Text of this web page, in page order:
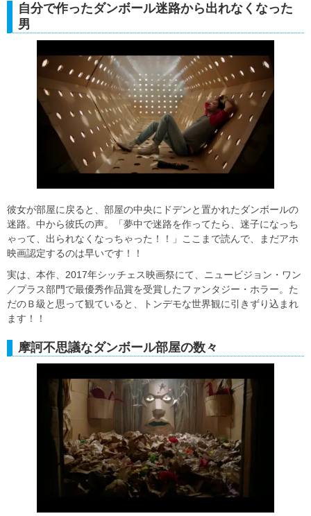
自分で作ったダンボール迷路から出れなくなった
男
彼女が部屋に戻ると、部屋の中央にドデンと置かれたダンボールの
迷路。中から彼氏の声。「夢中で迷路を作ってたら、迷子になっち
ゃって、出られなくなっちゃった！！」ここまで読んで、まだアホ
映画認定するのは早いです！！
実は、本作、2017年シッチェス映画祭にて、ニュービジョン・ワン
／プラス部門で最優秀作品賞を受賞したファンタジー・ホラー。た
だのＢ級と思って観ていると、トンデモな世界観に引きずり込まれ
ます！！
摩訶不思議なダンボール部屋の数々